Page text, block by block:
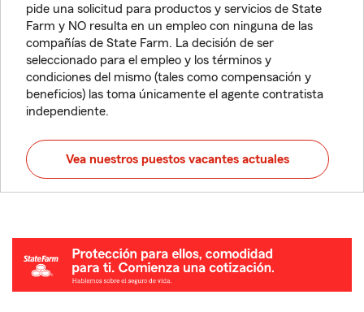
pide una solicitud para productos y servicios de State
Farm y NO resulta en un empleo con ninguna de las
compañías de State Farm. La decisión de ser
seleccionado para el empleo y los términos y
condiciones del mismo (tales como compensación y
beneficios) las toma únicamente el agente contratista
independiente.
Vea nuestros puestos vacantes actuales